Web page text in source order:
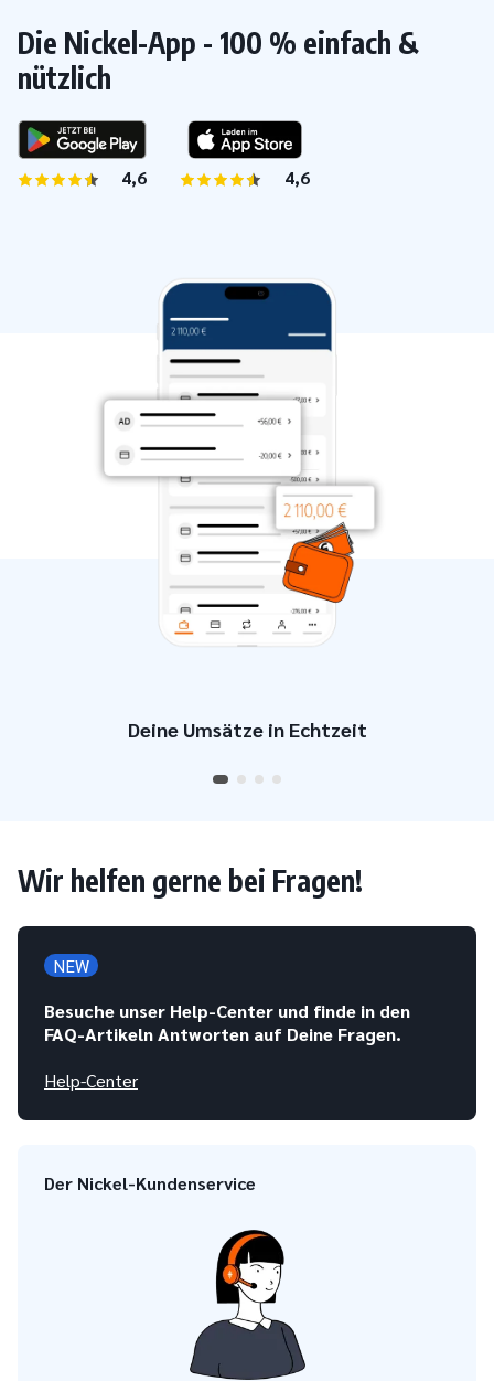
Die Nickel-App - 100 % einfach &
nützlich
4,6 von 5 Sternen 4,6von 5 Sternen
Deine Umsätze in Echtzeit
Wir helfen gerne bei Fragen!
NEW
Besuche unser Help-Center und finde in den
FAQ-Artikeln Antworten auf Deine Fragen.
Help-Center
Der Nickel-Kundenservice